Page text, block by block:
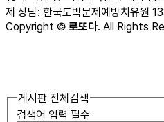
제 상담: 한국도박문제예방치유원
Copyright © 로또다. All Rights
게시판 전체검색
검색어 입력 필수